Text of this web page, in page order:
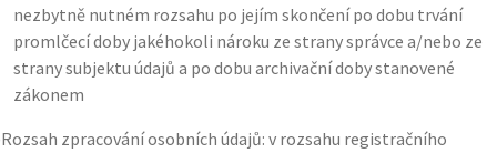
nezbytně nutném rozsahu po jejím skončení po dobu trvání
promlčecí doby jakéhokoli nároku ze strany správce a/nebo ze
strany subjektu údajů a po dobu archivační doby stanovené
zákonem
Rozsah zpracování osobních údajů: v rozsahu registračního